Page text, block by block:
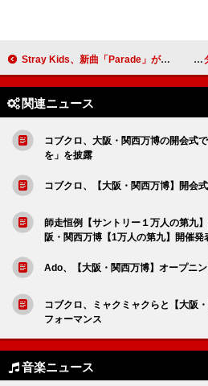
Stray Kids、新曲「Parade」が初の映画主題歌に決定＆特別映像も解禁
関連ニュース
コブクロ、大阪・関西万博の開会式
を」を披露
コブクロ、【大阪・関西万博】開会
師走恒例【サントリー１万人の第九
阪・関西万博【1万人の第九】開催発
Ado、【大阪・関西万博】オープニ
コブクロ、ミャクミャクらと【大阪
フォーマンス
音楽ニュース